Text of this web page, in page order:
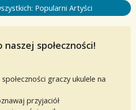
Popularni Artyści
naszej społeczności!
graczy ukulele na
przyjaciół